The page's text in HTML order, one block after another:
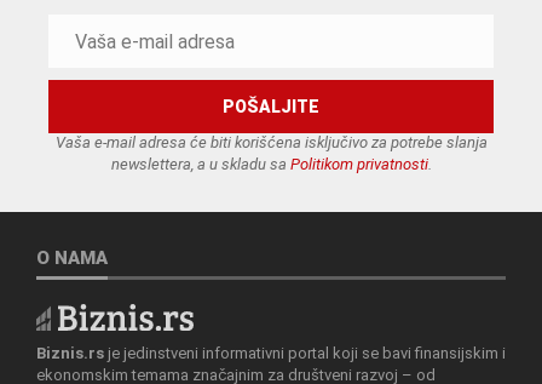
Vaša e-mail adresa će biti korišćena isključivo za potrebe slanja
newslettera, a u skladu sa Politikom privatnosti.
O NAMA
Biznis.rs je jedinstveni informativni portal koji se bavi finansijskim i
ekonomskim temama značajnim za društveni razvoj – od